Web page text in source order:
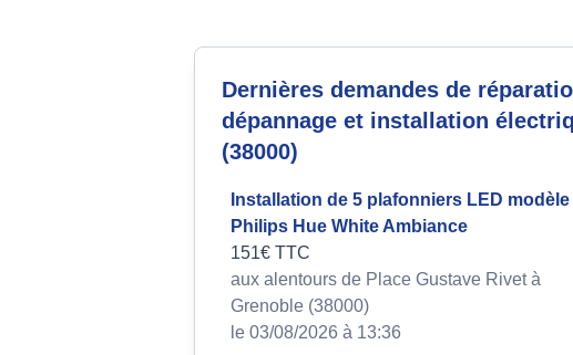
Dernières demandes de
dépannage et installation
(38000)
Installation de 5 plafonniers LED modèle
Philips Hue White Ambiance
151€ TTC
aux alentours de Place Gustave Rivet à
Grenoble (38000)
le 03/08/2026 à 13:36